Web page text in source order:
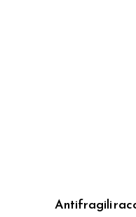
Antifragili